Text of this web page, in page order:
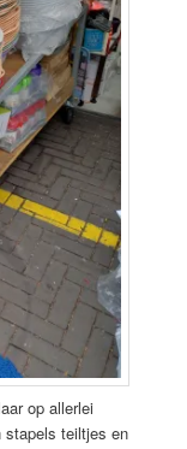
op allerlei
stapels teiltjes en